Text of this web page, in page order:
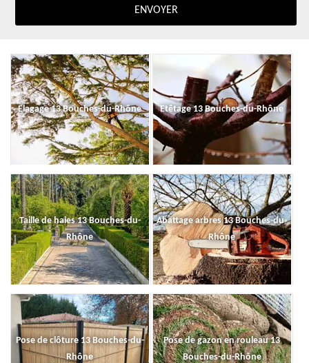
Elagage 13 Bouches-du-Rhône Etêtage 13 Bouches-du-Rhône
Taille de haies 13 Bouches-du-
Rhône
Abattage arbres 13 Bouches-du-
Rhône
Pose de clôture 13 Bouches-du-
Rhône
Pose de gazon en rouleau 13
Bouches-du-Rhône